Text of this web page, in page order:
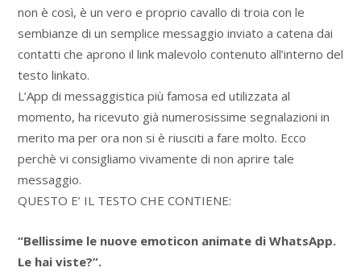
non è così, è un vero e proprio cavallo di troia con le
sembianze di un semplice messaggio inviato a catena dai
contatti che aprono il link malevolo contenuto all’interno del
testo linkato.
L’App di messaggistica più famosa ed utilizzata al
momento, ha ricevuto già numerosissime segnalazioni in
merito ma per ora non si è riusciti a fare molto. Ecco
perchè vi consigliamo vivamente di non aprire tale
messaggio.
QUESTO E’ IL TESTO CHE CONTIENE:
“Bellissime le nuove emoticon animate di WhatsApp.
Le hai viste?”.